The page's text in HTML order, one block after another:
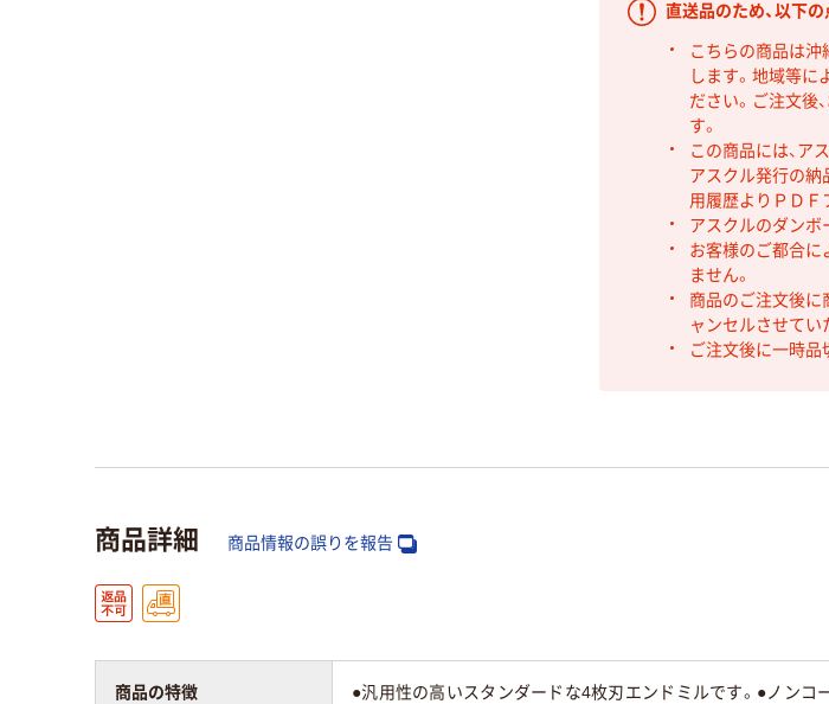
直送品のため、以下
こちらの商品は沖
します。地域等に
ださい。ご注文後
す。
この商品には、ア
アスクル発行の納
用履歴よりＰＤＦ
アスクルのダンボ
お客様のご都合に
ません。
商品のご注文後に
ャンセルさせてい
ご注文後に一時品
商品詳細 商品情報の誤りを報告
商品の特徴 ●汎用性の高いスタンダードな4枚刃エンドミルです。●ノンコ